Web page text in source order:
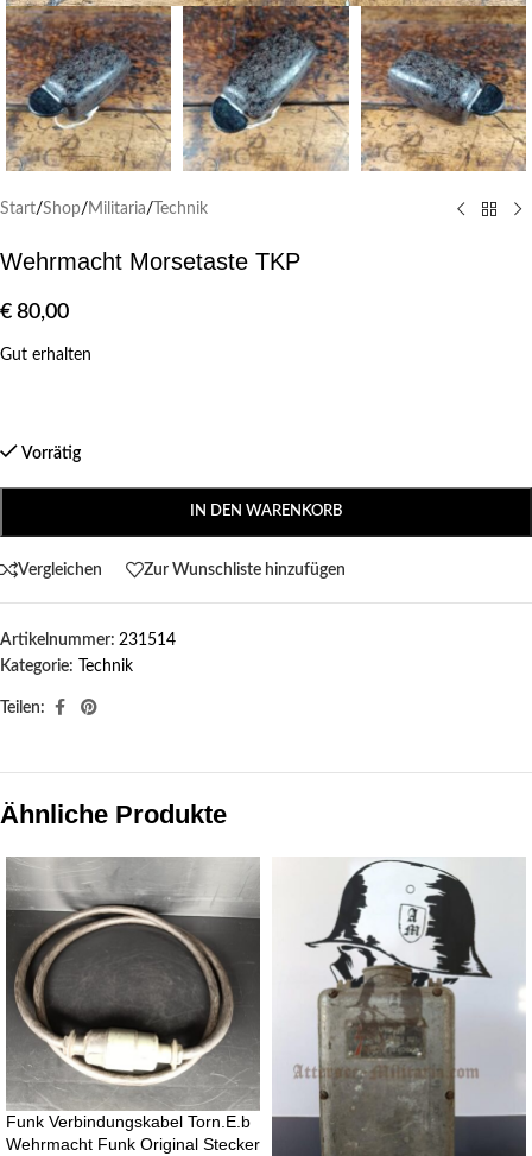
Start/Shop/ Militaria/ Technik
Wehrmacht Morsetaste TKP
€ 80,00
Gut erhalten
Vorrätig
IN DEN WARENKORB
Vergleichen Zur Wunschliste hinzufügen
Artikelnummer: 231514
Kategorie:
Technik
Teilen:
Ähnliche Produkte
Funk Verbindungskabel Torn.E.b
Wehrmacht Funk Original Stecker